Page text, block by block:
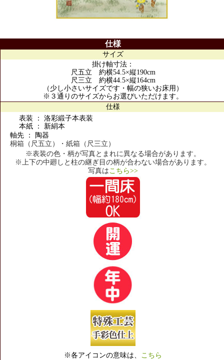
仕様
サイズ
掛け軸寸法：
尺五立 約横54.5×縦190cm
尺三立 約横44.5×縦164cm
（少し小さいサイズです・幅の狭いお床用）
※３通りのサイズからお選びいただけます。
仕様
表装 ： 洛彩緞子本表装
本紙 ： 新絹本
軸先 ： 陶器
桐箱（尺五立）・紙箱（尺三立）
※表装の色・柄が写真とまれに異なる場合があります。
※上下の中廻しと柱の継ぎ目の柄が合わない場合があります。
写真はこちら>>
※各アイコンの意味は、 こちら